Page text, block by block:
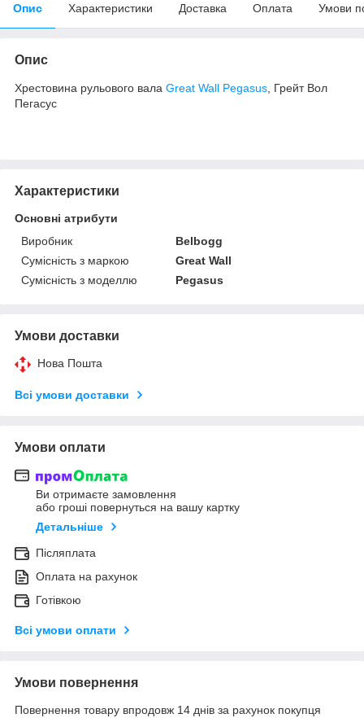
Опис Характеристики Доставка Оплата Умови
Опис
Хрестовина рульового вала Great Wall Pegasus , Грейт Вол
Пегасус
Характеристики
Основні атрибути
Виробник
Belbogg
Сумісність з маркою
Great Wall
Сумісність з моделлю
Pegasus
Умови доставки
Нова Пошта
Всі умови доставки
Умови оплати
Ви отримаєте замовлення
або гроші повернуться на вашу картку
Детальніше
Післяплата
Оплата на рахунок
Готівкою
Всі умови оплати
Умови повернення
Повернення товару впродовж 14 днів за рахунок покупця